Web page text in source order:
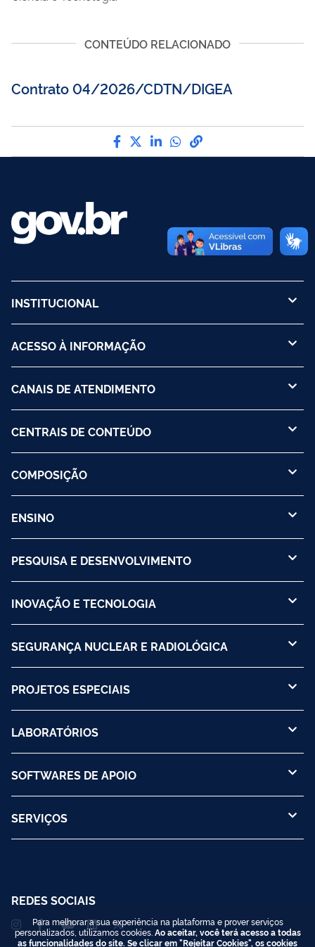
CONTEÚDO RELACIONADO
Contrato 04/2026/CDTN/DIGEA
Compartilhe por Facebook
Compartilhe por Twitter
Compartilhe por
Compartilhe por
link para Copiar
INSTITUCIONAL
ACESSO À INFORMAÇÃO
CANAIS DE ATENDIMENTO
CENTRAIS DE CONTEÚDO
COMPOSIÇÃO
ENSINO
PESQUISA E DESENVOLVIMENTO
INOVAÇÃO E TECNOLOGIA
SEGURANÇA NUCLEAR E RADIOLÓGICA
PROJETOS ESPECIAIS
LABORATÓRIOS
SOFTWARES DE APOIO
SERVIÇOS
REDES SOCIAIS
Para melhorar a sua experiência na plataforma e prover serviços
personalizados, utilizamos cookies. Ao aceitar, você terá acesso a todas
as funcionalidades do site. Se clicar em "Rejeitar Cookies", os cookies